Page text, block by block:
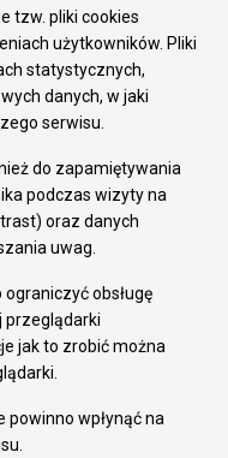
tzw. pliki cookies
użytkowników. Pliki
statystycznych,
danych, w jaki
serwisu.
do zapamiętywania
podczas wizyty na
oraz danych
uwag.
obsługę
przeglądarki
jak to zrobić można
powinno wpłynąć na